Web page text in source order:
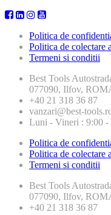
Politica de
Politica de colectare
Termeni si conditii
Best Tools
077090, Ilfov,
+40 21 318 36 87
vanzari@best-
Luni - Vineri : 9:00 -
Politica de
Politica de colectare
Termeni si conditii
Best Tools
077090, Ilfov,
+40 21 318 36 87